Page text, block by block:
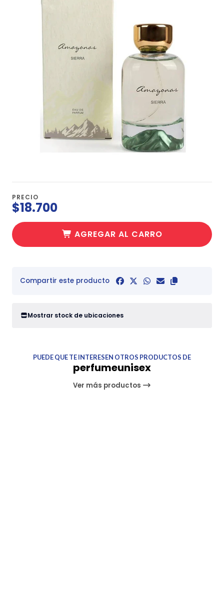
PRECIO
$18.700
AGREGAR AL CARRO
Compartir este producto
Mostrar stock de ubicaciones
PUEDE QUE TE INTERESEN OTROS PRODUCTOS DE
perfumeunisex
Ver más productos